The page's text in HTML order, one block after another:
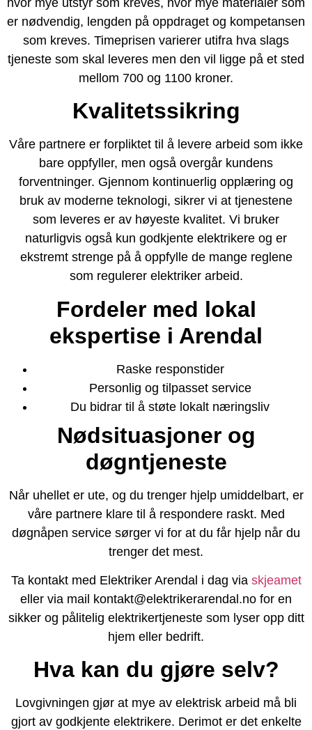
er nødvendig, lengden på oppdraget og kompetansen
som kreves. Timeprisen varierer utifra hva slags
tjeneste som skal leveres men den vil ligge på et sted
mellom 700 og 1100 kroner.
Kvalitetssikring
Våre partnere er forpliktet til å levere arbeid som ikke
bare oppfyller, men også overgår kundens
forventninger. Gjennom kontinuerlig opplæring og
bruk av moderne teknologi, sikrer vi at tjenestene
som leveres er av høyeste kvalitet. Vi bruker
naturligvis også kun godkjente elektrikere og er
ekstremt strenge på å oppfylle de mange reglene
som regulerer elektriker arbeid.
Fordeler med lokal
ekspertise i Arendal
Raske responstider
Personlig og tilpasset service
Du bidrar til å støte lokalt næringsliv
Nødsituasjoner og
døgntjeneste
Når uhellet er ute, og du trenger hjelp umiddelbart, er
våre partnere klare til å respondere raskt. Med
døgnåpen service sørger vi for at du får hjelp når du
trenger det mest.
Ta kontakt med Elektriker Arendal i dag via skjeamet
eller via mail kontakt@elektrikerarendal.no for en
sikker og pålitelig elektrikertjeneste som lyser opp ditt
hjem eller bedrift.
Hva kan du gjøre selv?
Lovgivningen gjør at mye av elektrisk arbeid må bli
gjort av godkjente elektrikere. Derimot er det enkelte